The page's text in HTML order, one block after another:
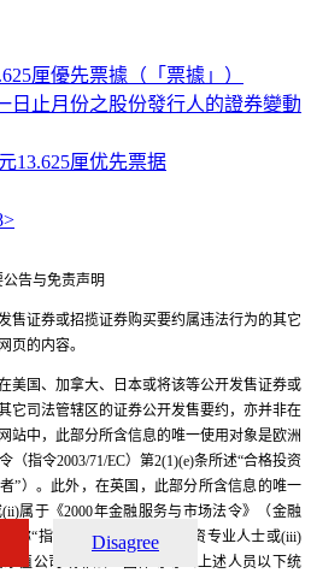
厘優先票據（「票據」）
日止月份之股份發行人的證券變動
13.625厘优先票据
>
公告与免责声明
售证券或招揽证券购买要约属违法行为的其它
页的内容。
美国、加拿大、日本或将该等公开发售证券或
它司法管辖区的证券公开发售要约，亦并非在
站中，此部分所含信息的唯一使用对象是欧洲
指令2003/71/EC）第2(1)(e)条所述“合格投资
”）。此外，在英国，此部分所含信息的唯一
属于《2000年金融服务与市场法令》（金融
称“指令”）第19条规定的投资专业人士或(iii)
值公司或非法人团体等等（上述人员以下统
Disagree